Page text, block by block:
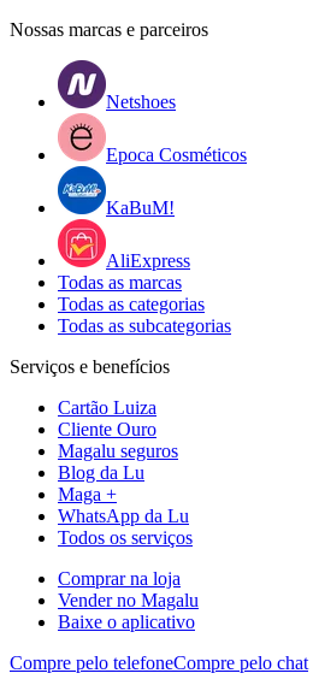
Nossas marcas e parceiros
Netshoes
Epoca Cosméticos
KaBuM!
AliExpress
Todas as marcas
Todas as categorias
Todas as subcategorias
Serviços e benefícios
Cartão Luiza
Cliente Ouro
Magalu seguros
Blog da Lu
Maga +
WhatsApp da Lu
Todos os serviços
Comprar na loja
Vender no Magalu
Baixe o aplicativo
Compre pelo telefoneCompre pelo chat